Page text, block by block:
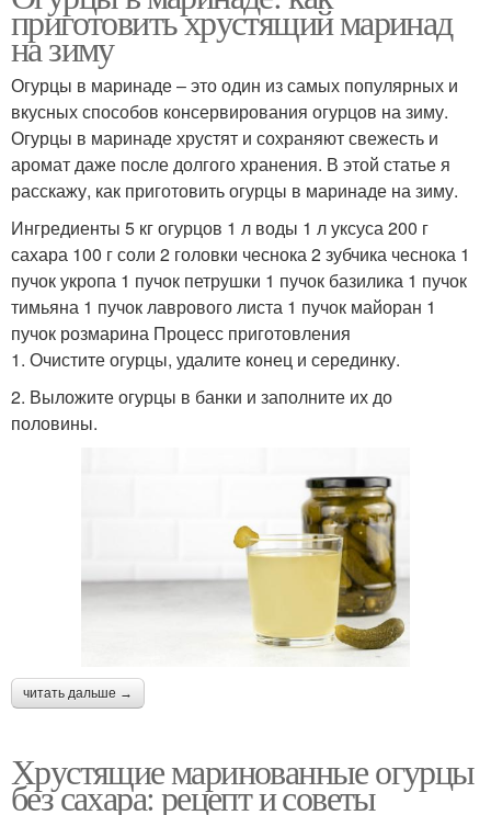
приготовить хрустящий маринад
на зиму
Огурцы в маринаде – это один из самых популярных и
вкусных способов консервирования огурцов на зиму.
Огурцы в маринаде хрустят и сохраняют свежесть и
аромат даже после долгого хранения. В этой статье я
расскажу, как приготовить огурцы в маринаде на зиму.
Ингредиенты 5 кг огурцов 1 л воды 1 л уксуса 200 г
сахара 100 г соли 2 головки чеснока 2 зубчика чеснока 1
пучок укропа 1 пучок петрушки 1 пучок базилика 1 пучок
тимьяна 1 пучок лаврового листа 1 пучок майоран 1
пучок розмарина Процесс приготовления
1. Очистите огурцы, удалите конец и серединку.
2. Выложите огурцы в банки и заполните их до
половины.
читать дальше →
Хрустящие маринованные огурцы
без сахара: рецепт и советы